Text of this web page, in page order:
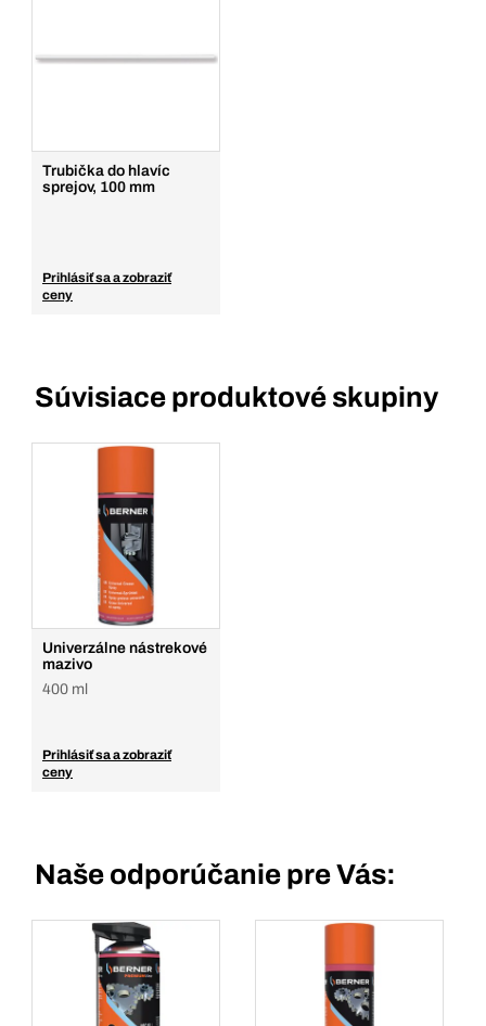
Trubička do hlavíc
sprejov, 100 mm
Prihlásiť sa a zobraziť
ceny
Súvisiace produktové skupiny
Univerzálne nástrekové
mazivo
400 ml
Prihlásiť sa a zobraziť
ceny
Naše odporúčanie pre Vás: